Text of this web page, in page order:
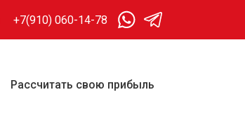
+7(910) 060-14-78
Рассчитать свою прибыль